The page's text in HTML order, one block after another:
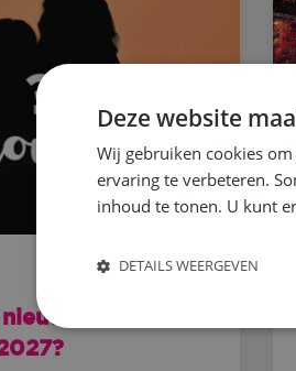
gezicht
Deze website
Wij gebruiken cookies
ervaring te verbeteren.
inhoud te tonen. U kunt
DETAILS WEERGEVEN